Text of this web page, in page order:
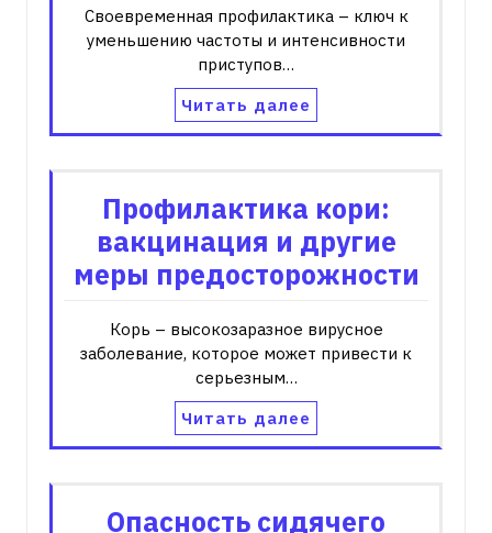
Своевременная профилактика – ключ к
уменьшению частоты и интенсивности
приступов…
Читать далее
Профилактика кори:
вакцинация и другие
меры предосторожности
Корь – высокозаразное вирусное
заболевание, которое может привести к
серьезным…
Читать далее
Опасность сидячего